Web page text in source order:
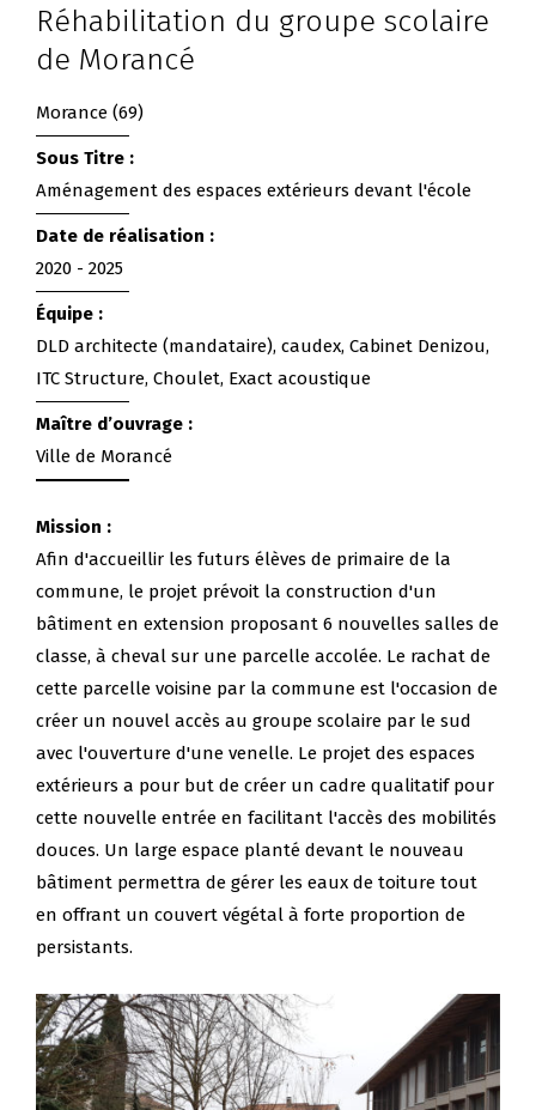
Réhabilitation du groupe scolaire
de Morancé
Morance (69)
Sous Titre :
Aménagement des espaces extérieurs devant l'école
Date de réalisation :
2020 - 2025
Équipe :
DLD architecte (mandataire), caudex, Cabinet Denizou,
ITC Structure, Choulet, Exact acoustique
Maître d’ouvrage :
Ville de Morancé
Mission :
Afin d'accueillir les futurs élèves de primaire de la
commune, le projet prévoit la construction d'un
bâtiment en extension proposant 6 nouvelles salles de
classe, à cheval sur une parcelle accolée. Le rachat de
cette parcelle voisine par la commune est l'occasion de
créer un nouvel accès au groupe scolaire par le sud
avec l'ouverture d'une venelle. Le projet des espaces
extérieurs a pour but de créer un cadre qualitatif pour
cette nouvelle entrée en facilitant l'accès des mobilités
douces. Un large espace planté devant le nouveau
bâtiment permettra de gérer les eaux de toiture tout
en offrant un couvert végétal à forte proportion de
persistants.